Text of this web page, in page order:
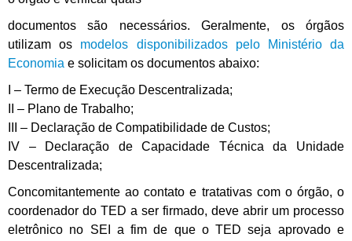
documentos são necessários. Geralmente, os órgãos
utilizam os modelos disponibilizados pelo Ministério da
Economia e solicitam os documentos abaixo:
I – Termo de Execução Descentralizada;
II – Plano de Trabalho;
III – Declaração de Compatibilidade de Custos;
IV – Declaração de Capacidade Técnica da Unidade
Descentralizada;
Concomitantemente ao contato e tratativas com o órgão, o
coordenador do TED a ser firmado, deve abrir um processo
eletrônico no SEI a fim de que o TED seja aprovado e